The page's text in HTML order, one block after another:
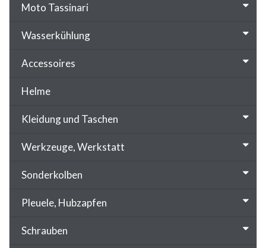
Moto Tassinari
Wasserkühlung
Accessoires
Helme
Kleidung und Taschen
Werkzeuge, Werkstatt
Sonderkolben
Pleuele, Hubzapfen
Schrauben